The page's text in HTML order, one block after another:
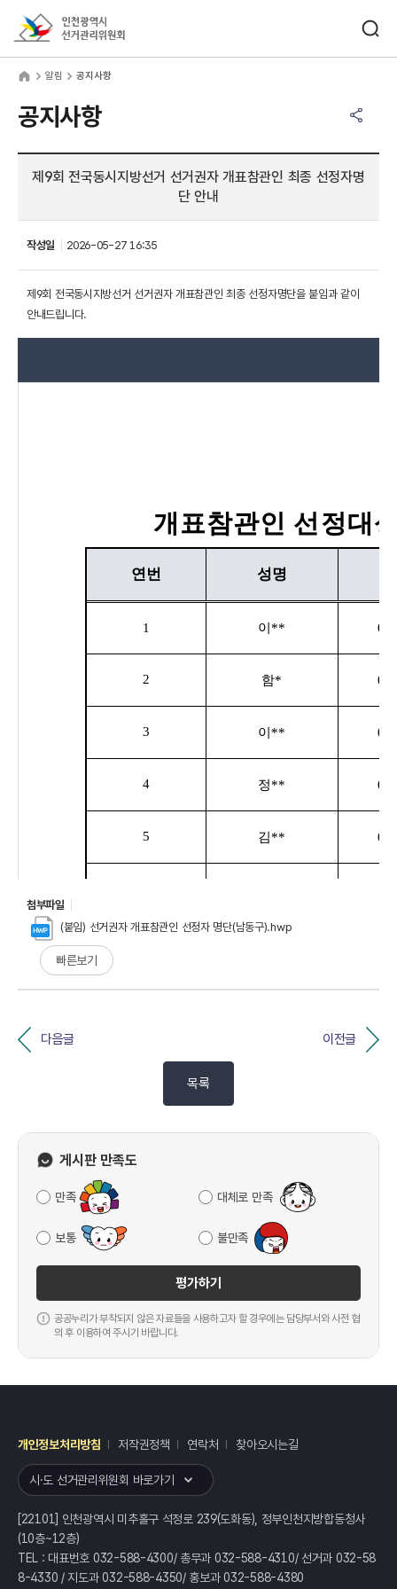
알림 공지사항
공지사항
제9회 전국동시지방선거 선거권자 개표참관인 최종 선정자명
단 안내
작성일 2026-05-27 16:35
제9회 전국동시지방선거 선거권자 개표참관인 최종 선정자명단을 붙임과 같이
안내드립니다.
첨부파일
(붙임) 선거권자 개표참관인 선정자 명단(남동구).hwp
빠른보기
다음글 이전글
목록
게시판 만족도
만족 대체로 만족
보통 불만족
평가하기
공공누리가 부착되지 않은 자료들을 사용하고자 할 경우에는 담당부서와 사전 협
의 후 이용하여 주시기 바랍니다.
개인정보처리방침 저작권정책 연락처 찾아오시는길
시·도 선거관리위원회 바로가기
[22101] 인천광역시 미추홀구 석정로 239(도화동), 정부인천지방합동청사
(10층~12층)
TEL : 대표번호 032-588-4300/ 총무과 032-588-4310/ 선거과 032-58
8-4330 / 지도과 032-588-4350/ 홍보과 032-588-4380